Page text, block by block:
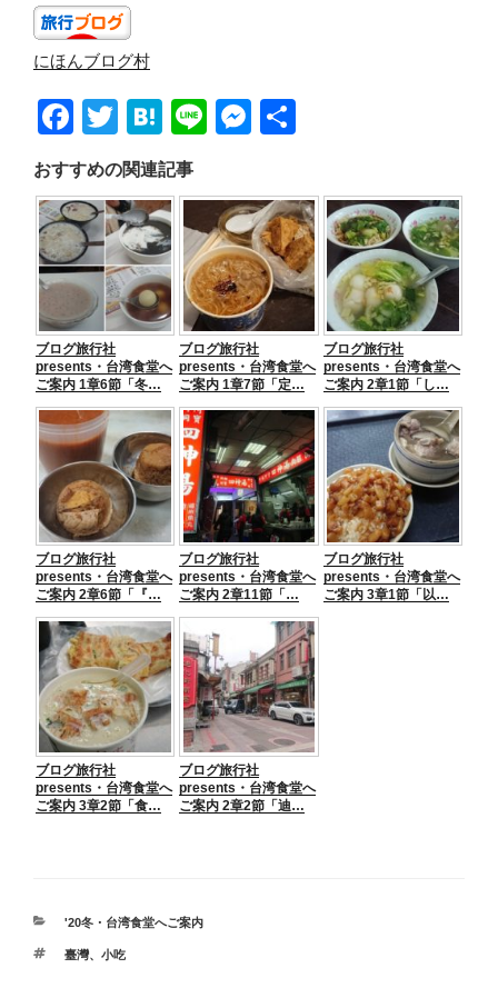
にほんブログ村
F
a
c
e
b
o
o
k
T
wi
tt
er
H
at
e
n
a
Li
e
M
ss
e
n
g
er
おすすめの関連記事
ブログ旅行社
presents・台湾食堂へ
ご案内 1章6節「冬…
ブログ旅行社
presents・台湾食堂へ
ご案内 1章7節「定…
ブログ旅行社
presents・台湾食堂へ
ご案内 2章1節「し…
ブログ旅行社
presents・台湾食堂へ
ご案内 2章6節「『…
ブログ旅行社
presents・台湾食堂へ
ご案内 2章11節「…
ブログ旅行社
presents・台湾食堂へ
ご案内 3章1節「以…
ブログ旅行社
presents・台湾食堂へ
ご案内 3章2節「食…
ブログ旅行社
presents・台湾食堂へ
ご案内 2章2節「迪…
カ
ゴ
'20冬・台湾食堂へご案内
タ
臺灣、 小吃